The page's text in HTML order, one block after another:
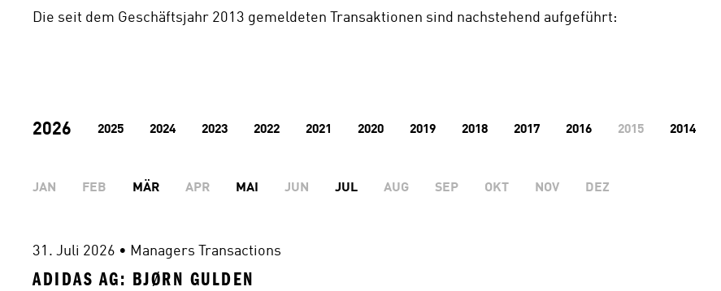
Die seit dem Geschäftsjahr 2013 gemeldeten Transaktionen sind nachstehend aufgeführt:
2026 2025 2024 2023 2022 2021 2020 2019 2018 2017 2016 2015 2014
JAN FEB MÄR APR MAI JUN JUL AUG SEP OKT NOV DEZ
31. Juli 2026 • Managers Transactions
ADIDAS AG: BJØRN GULDEN